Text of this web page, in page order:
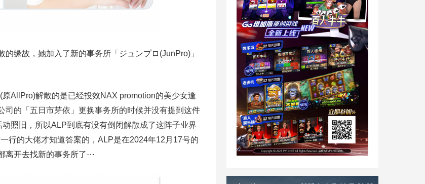
缘故，她加入了新的事务所「ジュンプロ(JunPro)」
AllPro)解散的是已经投效NAX promotion的美少女逢
的「五日市芽依」更换事务所的时候并没有提到这件
照旧，所以ALP到底有没有倒闭解散成了这阵子业界
行的大佬才知道答案的，ALP是在2024年12月17号的
离开去找新的事务所了⋯